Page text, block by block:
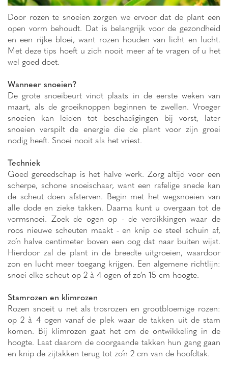
Door rozen te snoeien zorgen we ervoor dat de plant een
open vorm behoudt. Dat is belangrijk voor de gezondheid
en een rijke bloei, want rozen houden van licht en lucht.
Met deze tips hoeft u zich nooit meer af te vragen of u het
wel goed doet.
Wanneer snoeien?
De grote snoeibeurt vindt plaats in de eerste weken van
maart, als de groeiknoppen beginnen te zwellen. Vroeger
snoeien kan leiden tot beschadigingen bij vorst, later
snoeien verspilt de energie die de plant voor zijn groei
nodig heeft. Snoei nooit als het vriest.
Techniek
Goed gereedschap is het halve werk. Zorg altijd voor een
scherpe, schone snoeischaar, want een rafelige snede kan
de scheut doen afsterven. Begin met het wegsnoeien van
alle dode en zieke takken. Daarna kunt u overgaan tot de
vormsnoei. Zoek de ogen op - de verdikkingen waar de
roos nieuwe scheuten maakt - en knip de steel schuin af,
zo’n halve centimeter boven een oog dat naar buiten wijst.
Hierdoor zal de plant in de breedte uitgroeien, waardoor
zon en lucht meer toegang krijgen. Een algemene richtlijn:
snoei elke scheut op 2 à 4 ogen of zo’n 15 cm hoogte.
Stamrozen en klimrozen
Rozen snoeit u net als trosrozen en grootbloemige rozen:
op 2 à 4 ogen vanaf de plek waar de takken uit de stam
komen. Bij klimrozen gaat het om de ontwikkeling in de
hoogte. Laat daarom de doorgaande takken hun gang gaan
en knip de zijtakken terug tot zo’n 2 cm van de hoofdtak.